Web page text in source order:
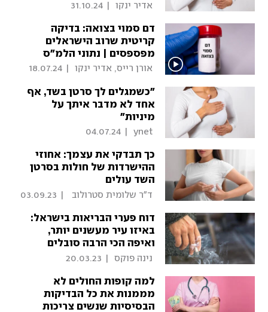
אדיר ינקו 31.10.24
דם סמוי בצואה: בדיקה
קריטית שרוב הישראלים
מפספסים | נתוני הלמ"ס
אורן רייס, אדיר ינקו 18.07.24
"כשמגלים לך סרטן בשד, אף
אחד לא מדבר איתך על
מיניות"
04.07.24
כך תבדקי את עצמך: אחוזי
ההישרדות של חולות בסרטן
השד עולים
ד"ר שלומית סטרולוב
03.09.23
דוח פערי הבריאות בישראל:
באיזו עיר מעשנים יותר,
ואיפה הכי הרבה סובלים
מעודף משקל וסוכרת?
נינה פוקס 20.03.23
למה קופות החולים לא
מממנות את כל הבדיקות
הבסיסיות שנשים צריכות